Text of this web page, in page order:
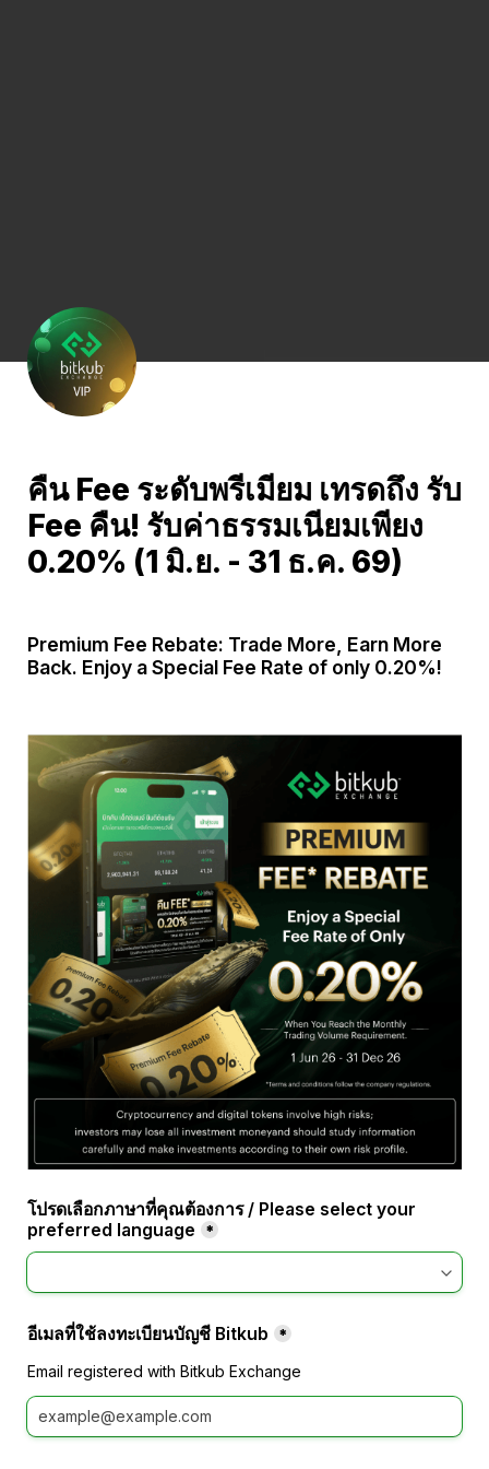
คืน Fee ระดับพรีเมียม เทรดถึง รับ
Fee คืน! รับค่าธรรมเนียมเพียง
0.20% (1 มิ.ย. - 31 ธ.ค. 69)
Premium Fee Rebate: Trade More, Earn More
Back. Enjoy a Special Fee Rate of only 0.20%!
โปรดเลือกภาษาที่คุณต้องการ / Please select your
preferred language
*
อีเมลที่ใช้ลงทะเบียนบัญชี Bitkub
*
Email registered with Bitkub Exchange